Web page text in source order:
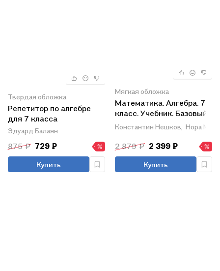
Твердая обложка
Репетитор по алгебре
для 7 класса
Эдуард Балаян
875 ₽ 729 ₽
Купить
Мягкая обложка
Математика. Алгебра. 7
класс. Учебник. Базовый
уровень. ФГОС 2021
Константин Нешков, Нора
2 879 ₽ 2 399 ₽
Купить